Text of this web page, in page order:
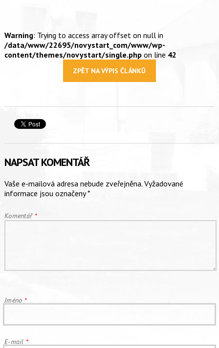
Warning: Trying to access array offset on null in
/data/www/22695/novystart_com/www/wp-
content/themes/novystart/single.phpon line 42
ZPĚT NA VÝPIS ČLÁNKŮ
NAPSAT KOMENTÁŘ
Vaše e-mailová adresa nebude zveřejněna. Vyžadované
informace jsou označeny*
Komentář *
Jméno *
E-mail *